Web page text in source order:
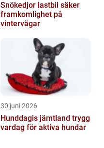
Snökedjor lastbil säker
framkomlighet på
vintervägar
30 juni 2026
Hunddagis jämtland trygg
vardag för aktiva hundar